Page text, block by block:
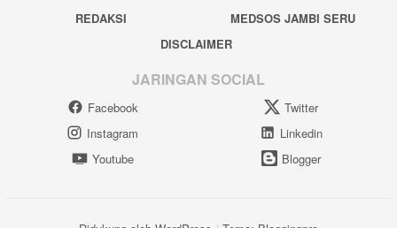
REDAKSI
MEDSOS JAMBI SERU
DISCLAIMER
JARINGAN SOCIAL
Facebook
Twitter
Instagram
Linkedin
Youtube
Blogger